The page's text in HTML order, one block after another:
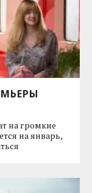
на громкие
на январь,